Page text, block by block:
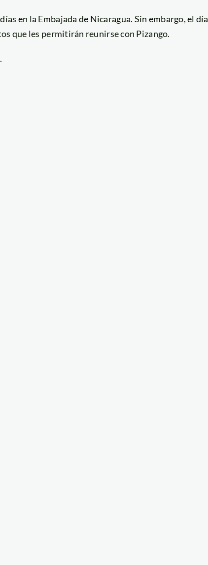
en la Embajada de Nicaragua. Sin embargo, el día
que les permitirán reunirse con Pizango.